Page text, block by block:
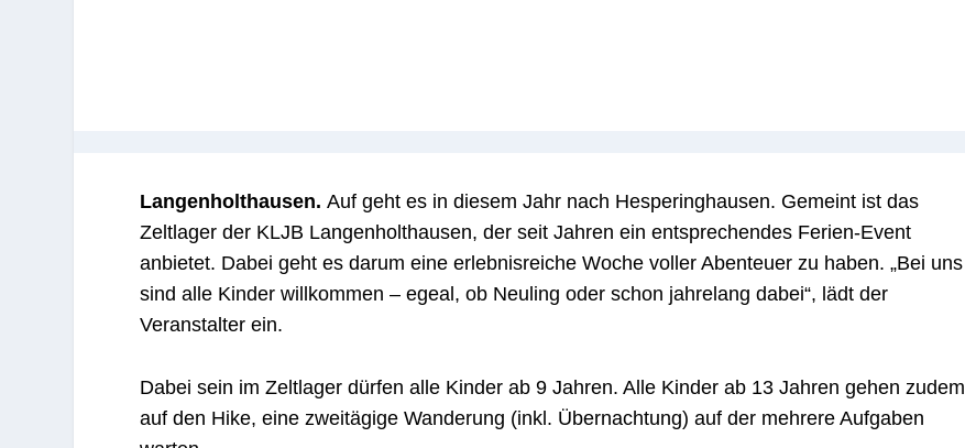
Langenholthausen.Auf geht es in diesem Jahr nach Hesperinghausen. Gemeint ist das
Zeltlager der KLJB Langenholthausen, der seit Jahren ein entsprechendes Ferien-Event
anbietet. Dabei geht es darum eine erlebnisreiche Woche voller Abenteuer zu haben. „Bei uns
sind alle Kinder willkommen – egeal, ob Neuling oder schon jahrelang dabei“, lädt der
Veranstalter ein.
Dabei sein im Zeltlager dürfen alle Kinder ab 9 Jahren. Alle Kinder ab 13 Jahren gehen zudem
auf den Hike, eine zweitägige Wanderung (inkl. Übernachtung) auf der mehrere Aufgaben